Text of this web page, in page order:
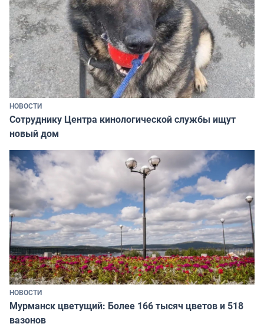
НОВОСТИ
Сотруднику Центра кинологической службы ищут
новый дом
НОВОСТИ
Мурманск цветущий: Более 166 тысяч цветов и 518
вазонов